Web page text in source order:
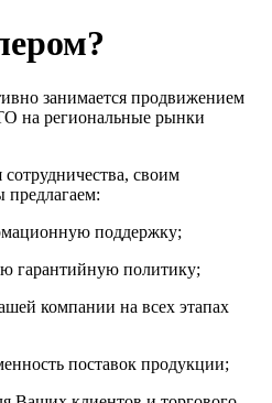
занимается продвижением
на региональные рынки
своим
поддержку;
гарантийную политику;
компании на всех этапах
поставок продукции;